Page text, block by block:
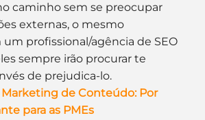
caminho sem se preocupar
externas, o mesmo
profissional/agência de SEO
sempre irão procurar te
de prejudica-lo.
Marketing de Conteúdo: Por
para as PMEs